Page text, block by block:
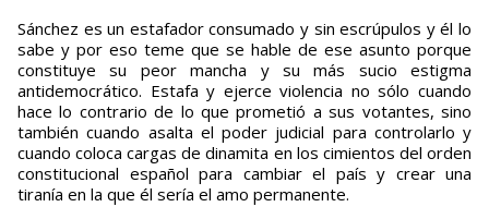
Sánchez es un estafador consumado y sin escrúpulos y él lo
sabe y por eso teme que se hable de ese asunto porque
constituye su peor mancha y su más sucio estigma
antidemocrático. Estafa y ejerce violencia no sólo cuando
hace lo contrario de lo que prometió a sus votantes, sino
también cuando asalta el poder judicial para controlarlo y
cuando coloca cargas de dinamita en los cimientos del orden
constitucional español para cambiar el país y crear una
tiranía en la que él sería el amo permanente.